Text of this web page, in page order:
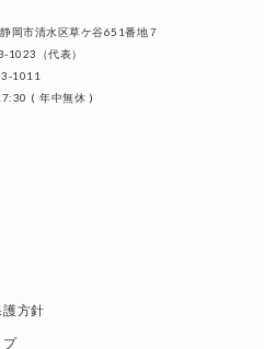
市清水区草ケ谷651番地７
（代表）
1011
( 年中無休 )
方針
プ